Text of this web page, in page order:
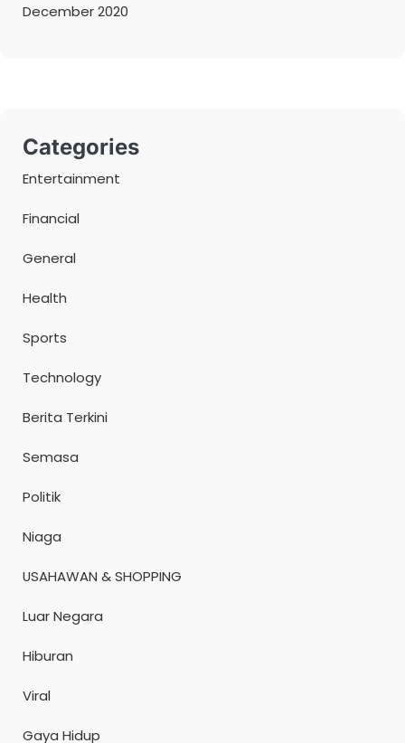
December 2020
Categories
Entertainment
Financial
General
Health
Sports
Technology
Berita Terkini
Semasa
Politik
Niaga
USAHAWAN & SHOPPING
Luar Negara
Hiburan
Viral
Gaya Hidup